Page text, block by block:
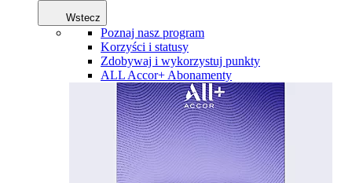
Wstecz
Poznaj nasz program
Korzyści i statusy
Zdobywaj i wykorzystuj punkty
ALL Accor+ Abonamenty